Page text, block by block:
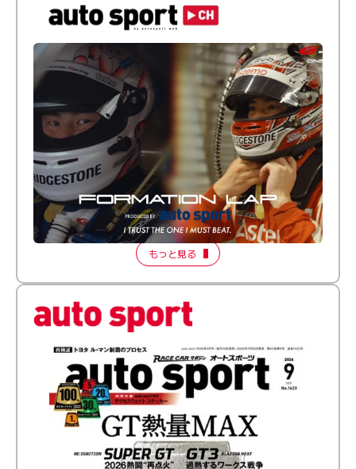
倒す相手を、信じてる。小林利徠斗 × 野村勇斗
【FORMATION LAP Produced by auto sport】
2026 Episode 2
もっと見る